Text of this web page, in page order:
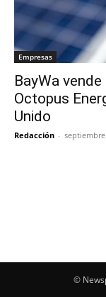
Empresas
BayWa
Octopus
Unido
Redacción -
©